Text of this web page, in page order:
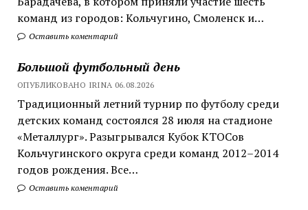
команд из городов: Кольчугино, Смоленск и…
Оставить коментарий
Большой футбольный день
ОПУБЛИКОВАНО IRINA 06.08.2026
Традиционный летний турнир по футболу среди
детских команд состоялся 28 июля на стадионе
«Металлург». Разыгрывался Кубок КТОСов
Кольчугинского округа среди команд 2012–2014
годов рождения. Все…
Оставить коментарий